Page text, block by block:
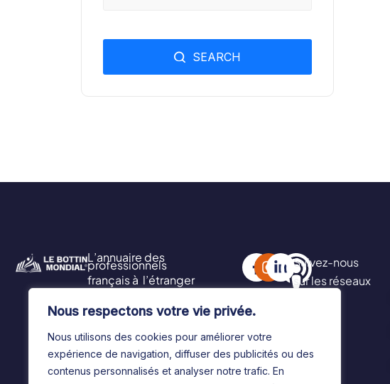
Nous respectons votre vie privée.
Nous utilisons des cookies pour améliorer votre
expérience de navigation, diffuser des publicités ou des
contenus personnalisés et analyser notre trafic. En
SEARCH
L’annuaire des
professionnels
français à l’étranger
Suivez-nous
sur les réseaux